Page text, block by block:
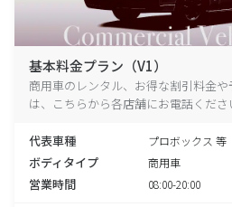
基本料金プラン（V1）
商用車のレンタル、お得な割引料金
は、こちらから各店舗にお電話くださ
代表車種 プロボックス 等
ボディタイプ 商用車
営業時間 08:00-20:00